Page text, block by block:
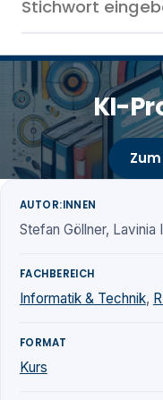
KI-
AUTOR:INNEN
Stefan Göllner,
FACHBEREICH
Informatik & Technik,
FORMAT
Kurs